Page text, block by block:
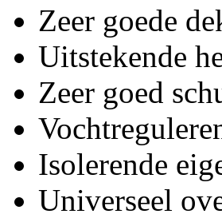
Zeer goede
Uitstekende
Zeer goed
Isolerende
Universeel